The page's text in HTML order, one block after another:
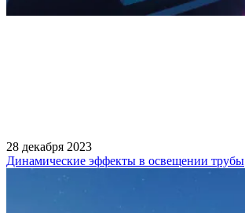
28 декабря 2023
Динамические эффекты в освещении трубы